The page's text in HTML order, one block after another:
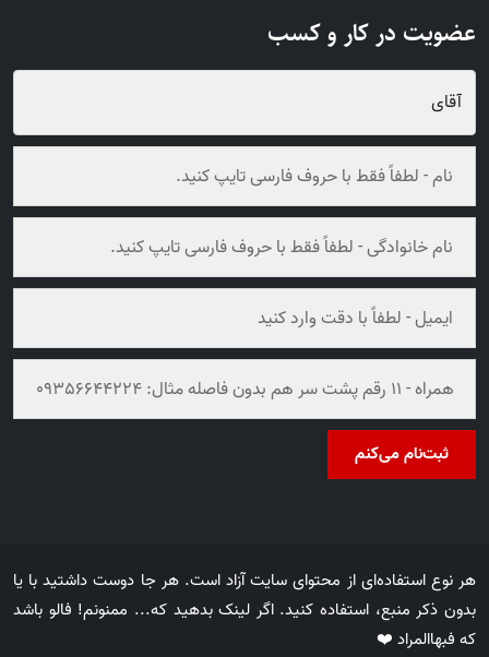
عضویت در کار و کسب
ثبت‌نام می‌کنم
هر نوع استفاده‌ای از محتوای سایت آزاد است. هر جا دوست داشتید با یا
بدون ذکر منبع، استفاده کنید. اگر لینک بدهید که... ممنونم! فالو باشد
که فبهاالمراد ❤️